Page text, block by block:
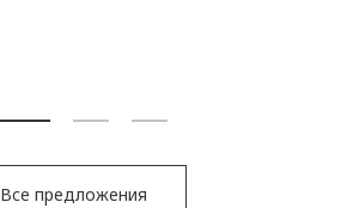
Все предложения